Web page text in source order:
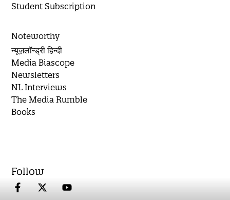
Student Subscription
Noteworthy
न्यूज़लॉन्ड्री हिन्दी
Media Biascope
Newsletters
NL Interviews
The Media Rumble
Books
Follow